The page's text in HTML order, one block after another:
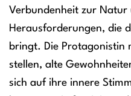
Verbundenheit zur Natur
Herausforderungen, die
bringt. Die Protagonistin
stellen, alte
sich auf ihre innere